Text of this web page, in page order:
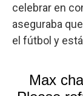
celebrar en
aseguraba
el fútbol y